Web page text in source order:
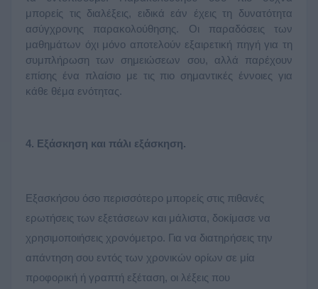
μπορείς τις διαλέξεις, ειδικά εάν έχεις τη δυνατότητα
ασύγχρονης παρακολούθησης. Οι παραδόσεις των
μαθημάτων όχι μόνο αποτελούν εξαιρετική πηγή για τη
συμπλήρωση των σημειώσεων σου, αλλά παρέχουν
επίσης ένα πλαίσιο με τις πιο σημαντικές έννοιες για
κάθε θέμα ενότητας.
4. Εξάσκηση και πάλι εξάσκηση.
Εξασκήσου όσο περισσότερο μπορείς στις πιθανές
ερωτήσεις των εξετάσεων και μάλιστα, δοκίμασε να
χρησιμοποιήσεις χρονόμετρο. Για να διατηρήσεις την
απάντηση σου εντός των χρονικών ορίων σε μία
προφορική ή γραπτή εξέταση, οι λέξεις που